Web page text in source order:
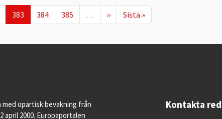
Nuvarande sida
383 Page
384 Page
385 … Nästa sida
›› Sista sidan
Sista »
opartisk bevakning från
2000. Europaportalen
Kontakta